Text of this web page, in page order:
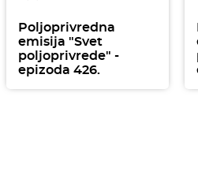
Poljoprivredna
emisija "Svet
poljoprivrede" -
epizoda 426.